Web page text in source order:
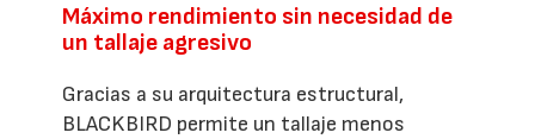
Máximo rendimiento sin necesidad de
un tallaje agresivo
Gracias a su arquitectura estructural,
BLACKBIRD permite un tallaje menos